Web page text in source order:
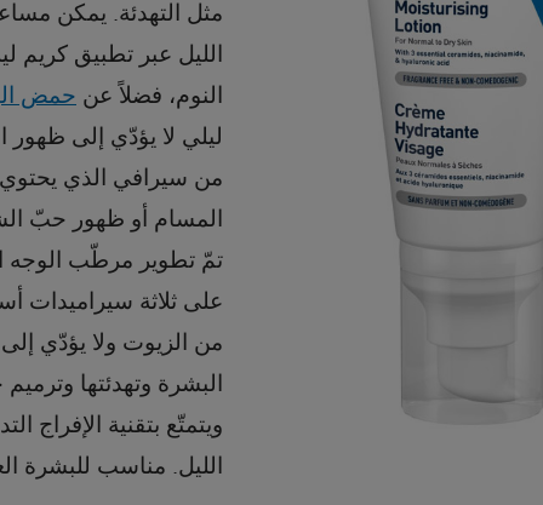
مثل التهدئة. يمكن
الليل عبر تطبيق كريم
النوم، فضلاً عن حمض
ليلي لا يؤدّي إلى
من سيرافي الذي يحتوي
المسام أو ظهور حبّ
تمّ تطوير مرطّب الوجه
على ثلاثة سيراميدات
من الزيوت ولا يؤدّي
البشرة وتهدئتها
ويتمتّع بتقنية
الليل. مناسب للبشرة